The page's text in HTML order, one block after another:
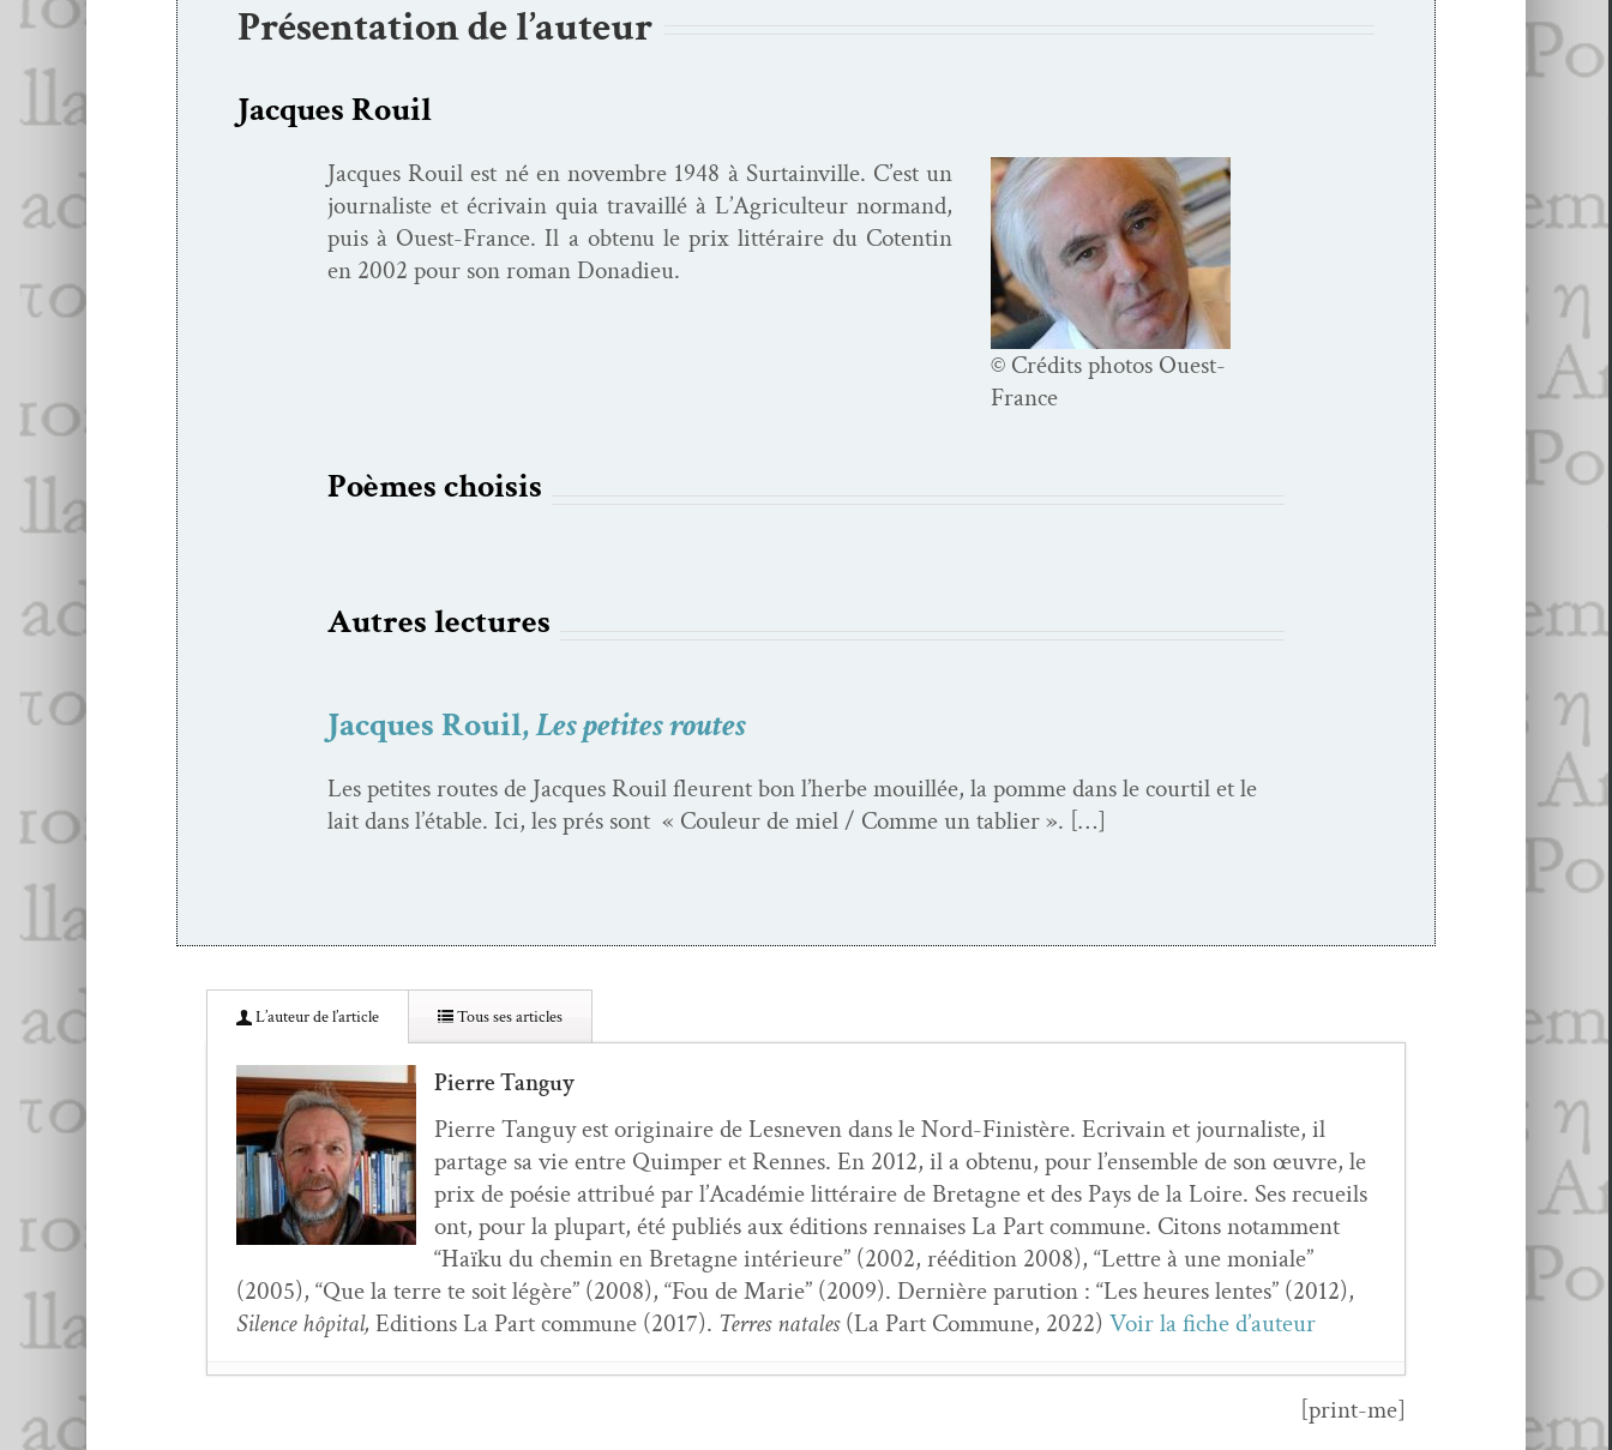
Présentation de l’auteur
Jacques Rouil
Jacques Rouil est né en novem­bre 1948 à Sur­tainville. C’est un
jour­nal­iste et écrivain quia tra­vail­lé à L’A­gricul­teur nor­mand,
puis à Ouest-France. Il a obtenu le prix lit­téraire du Cotentin
en 2002 pour son roman Donadieu.
© Crédits pho­tos Ouest-
France
Poèmes choi­sis
Autres lec­tures
Jacques Rouil,Les petites routes
Les petites routes de Jacques Rouil fleurent bon l’herbe mouil­lée, la pomme dans le cour­til et le
lait dans l’étable. Ici, les prés sont « Couleur de miel / Comme un tablier ». […]
L’au­teur de l’article Tous ses articles
Pierre Tanguy
Pierre Tan­guy est orig­i­naire de Lesn­even dans le Nord-Fin­istère. Ecrivain et jour­nal­iste, il
partage sa vie entre Quim­per et Rennes. En 2012, il a obtenu, pour l’ensemble de son œuvre, le
prix de poésie attribué par l’Académie lit­téraire de Bre­tagne et des Pays de la Loire. Ses recueils
ont, pour la plu­part, été pub­liés aux édi­tions ren­nais­es La Part com­mune. Citons notam­ment
“Haïku du chemin en Bre­tagne intérieure” (2002, réédi­tion 2008), “Let­tre à une moni­ale”
(2005), “Que la terre te soit légère” (2008), “Fou de Marie” (2009). Dernière paru­tion : “Les heures lentes” (2012),
Silence hôpi­tal, Edi­tions La Part com­mune (2017). Ter­res natales(La Part Com­mune, 2022) Voir la fiche d’auteur
[print-me]